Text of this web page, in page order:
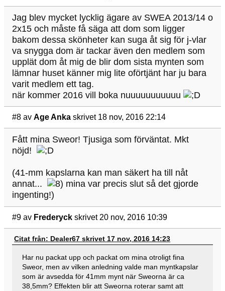
Jag blev mycket lycklig ägare av SWEA 2013/14 o
2x15 och måste få säga att dom som ligger
bakom dessa skönheter kan suga åt sig för j-vlar
va snygga dom är tackar även den medlem som
upplät dom åt mig de blir dom sista mynten som
lämnar huset känner mig lite oförtjänt har ju bara
varit medlem ett tag.
när kommer 2016 vill boka nuuuuuuuuuuu
#8 av Age Anka skrivet 18 nov, 2016 22:14
Fått mina Sweor! Tjusiga som förväntat. Mkt
nöjd!
(41-mm kapslarna kan man säkert ha till nåt
annat...
mina var precis slut så det gjorde
ingenting!)
#9 av Frederyck skrivet 20 nov, 2016 10:39
Citat från: Dealer67 skrivet 17 nov, 2016 14:23
Har nu packat upp och packat om mina otroligt fina
Sweor, men av vilken anledning valde man myntkapslar
som är avsedda för 41mm mynt när Sweorna är ca
38,5mm? Effekten blir att Sweorna roterar samt att